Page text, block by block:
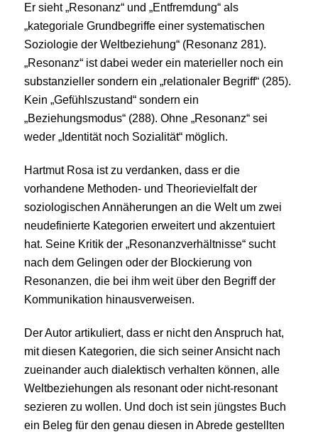
Er sieht „Resonanz“ und „Entfremdung“ als
„kategoriale Grundbegriffe einer systematischen
Soziologie der Weltbeziehung“ (Resonanz 281).
„Resonanz“ ist dabei weder ein materieller noch ein
substanzieller sondern ein „relationaler Begriff“ (285).
Kein „Gefühlszustand“ sondern ein
„Beziehungsmodus“ (288). Ohne „Resonanz“ sei
weder „Identität noch Sozialität“ möglich.
Hartmut Rosa ist zu verdanken, dass er die
vorhandene Methoden- und Theorievielfalt der
soziologischen Annäherungen an die Welt um zwei
neudefinierte Kategorien erweitert und akzentuiert
hat. Seine Kritik der „Resonanzverhältnisse“ sucht
nach dem Gelingen oder der Blockierung von
Resonanzen, die bei ihm weit über den Begriff der
Kommunikation hinausverweisen.
Der Autor artikuliert, dass er nicht den Anspruch hat,
mit diesen Kategorien, die sich seiner Ansicht nach
zueinander auch dialektisch verhalten können, alle
Weltbeziehungen als resonant oder nicht-resonant
sezieren zu wollen. Und doch ist sein jüngstes Buch
ein Beleg für den genau diesen in Abrede gestellten